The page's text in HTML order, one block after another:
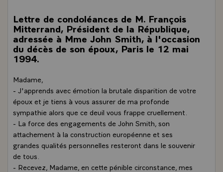
Lettre de condoléances de M. François
Mitterrand, Président de la République,
adressée à Mme John Smith, à l'occasion
du décès de son époux, Paris le 12 mai
1994.
Madame,
- J'apprends avec émotion la brutale disparition de votre
époux et je tiens à vous assurer de ma profonde
sympathie alors que ce deuil vous frappe cruellement.
- La force des engagements de John Smith, son
attachement à la construction européenne et ses
grandes qualités personnelles resteront dans le souvenir
de tous.
- Recevez, Madame, en cette pénible circonstance, mes